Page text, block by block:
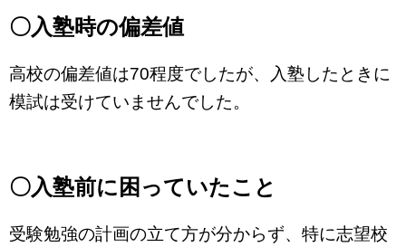
〇入塾時の偏差値
高校の偏差値は70程度でしたが、入塾したときに
模試は受けていませんでした。
〇入塾前に困っていたこと
受験勉強の計画の立て方が分からず、特に志望校